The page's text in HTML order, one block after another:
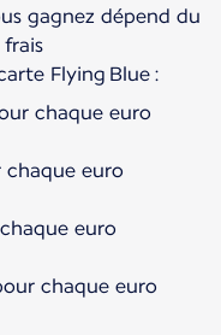
gagnez dépend du
chaque euro
chaque euro
euro
chaque euro